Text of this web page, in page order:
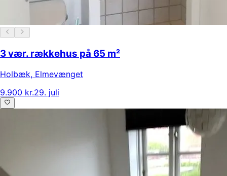
3 vær. rækkehus på 65 m²
Holbæk, Elmevænget
9.900 kr.29. juli